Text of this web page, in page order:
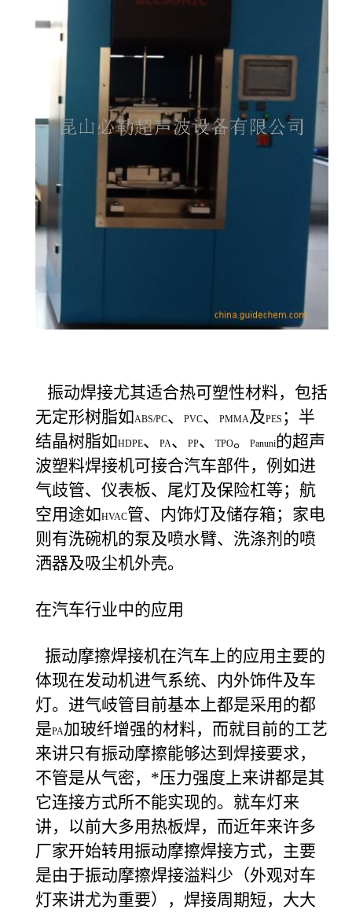
振动焊接尤其适合热可塑性材料，包括
无定形树脂如ABS/PC、 PVC、 PMMA及PES ；半
结晶树脂如HDPE、 PA、 PP、 TPO。 Panuni的超声
波塑料焊接机可接合汽车部件，例如进
气歧管、仪表板、尾灯及保险杠等；航
空用途如HVAC管、内饰灯及储存箱；家电
则有洗碗机的泵及喷水臂、洗涤剂的喷
洒器及吸尘机外壳。
在汽车行业中的应用
振动摩擦焊接机在汽车上的应用主要的
体现在发动机进气系统、内外饰件及车
灯。进气岐管目前基本上都是采用的都
是PA加玻纤增强的材料，而就目前的工艺
来讲只有振动摩擦能够达到焊接要求，
不管是从气密，*压力强度上来讲都是其
它连接方式所不能实现的。就车灯来
讲，以前大多用热板焊，而近年来许多
厂家开始转用振动摩擦焊接方式，主要
是由于振动摩擦焊接溢料少（外观对车
灯来讲尤为重要），焊接周期短，大大